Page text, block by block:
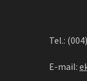
Tel.:
E-mail: